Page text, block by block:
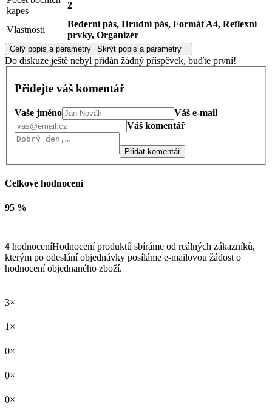
kapes
2
Vlastnosti
Bederní pás, Hrudní pás, Formát A4, Reflexní
prvky, Organizér
Celý popis a parametry Skrýt popis a parametry
Do diskuze ještě nebyl přidán žádný příspěvek, buďte první!
Přidejte váš komentář
Vaše jméno
Váš e-mail
Váš komentář
Přidat komentář
Celkové hodnocení
95 %
4 hodnoceníHodnocení produktů sbíráme od reálných zákazníků,
kterým po odeslání objednávky posíláme e-mailovou žádost o
hodnocení objednaného zboží.
3×
1×
0×
0×
0×